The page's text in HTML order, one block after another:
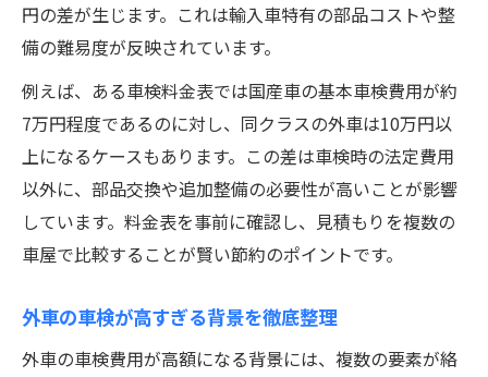
円の差が生じます。これは輸入車特有の部品コストや整
備の難易度が反映されています。
例えば、ある車検料金表では国産車の基本車検費用が約
7万円程度であるのに対し、同クラスの外車は10万円以
上になるケースもあります。この差は車検時の法定費用
以外に、部品交換や追加整備の必要性が高いことが影響
しています。料金表を事前に確認し、見積もりを複数の
車屋で比較することが賢い節約のポイントです。
外車の車検が高すぎる背景を徹底整理
外車の車検費用が高額になる背景には、複数の要素が絡